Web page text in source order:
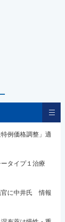
例価格調整」適
タイプ１治療
官に中井氏 情報